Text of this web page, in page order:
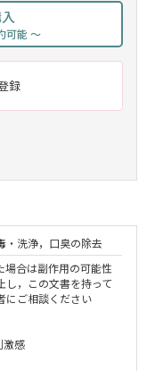
可能 ～
録
・洗浄，口臭の除去
場合は副作用の可能性
し，この文書を持って
にご相談ください
激感